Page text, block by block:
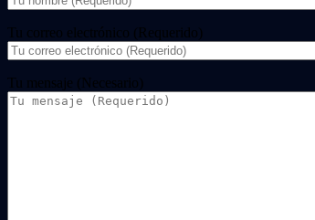
Tu correo electrónico (Requerido)
Tu mensaje (Necesario)